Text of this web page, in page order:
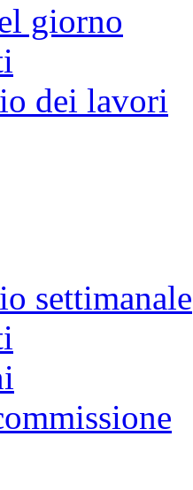
giorno
dei lavori
settimanale